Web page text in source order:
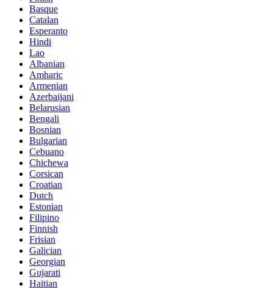
Basque
Catalan
Esperanto
Hindi
Lao
Albanian
Amharic
Armenian
Azerbaijani
Belarusian
Bengali
Bosnian
Bulgarian
Cebuano
Chichewa
Corsican
Croatian
Dutch
Estonian
Filipino
Finnish
Frisian
Galician
Georgian
Gujarati
Haitian